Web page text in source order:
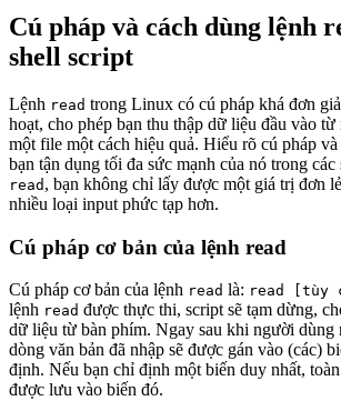
Cú pháp và cách dùng lệnh
shell script
Lệnh read trong Linux có cú pháp khá đơn
hoạt, cho phép bạn thu thập dữ liệu đầu vào
một file một cách hiệu quả. Hiểu rõ cú pháp
bạn tận dụng tối đa sức mạnh của nó trong
read , bạn không chỉ lấy được một giá trị đơn
nhiều loại input phức tạp hơn.
Cú pháp cơ bản của lệnh read
Cú pháp cơ bản của lệnh read là: read [tùy
lệnh read được thực thi, script sẽ tạm dừng,
dữ liệu từ bàn phím. Ngay sau khi người dùng
dòng văn bản đã nhập sẽ được gán vào (các)
định. Nếu bạn chỉ định một biến duy nhất,
được lưu vào biến đó.